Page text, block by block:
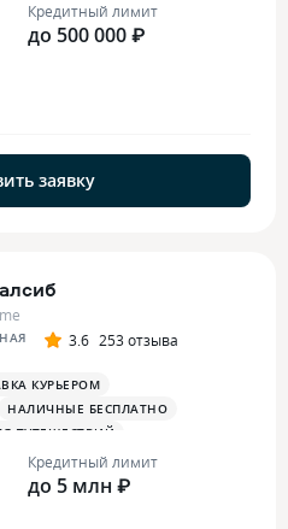
Кредитный лимит
до 500 000 ₽
заявку
3.6 253 отзыва
КУРЬЕРОМ
НАЛИЧНЫЕ БЕСПЛАТНО
ПУТЕШЕСТВИЙ
БИЗНЕС-ЗАЛЫ
Кредитный лимит
до 5 млн ₽